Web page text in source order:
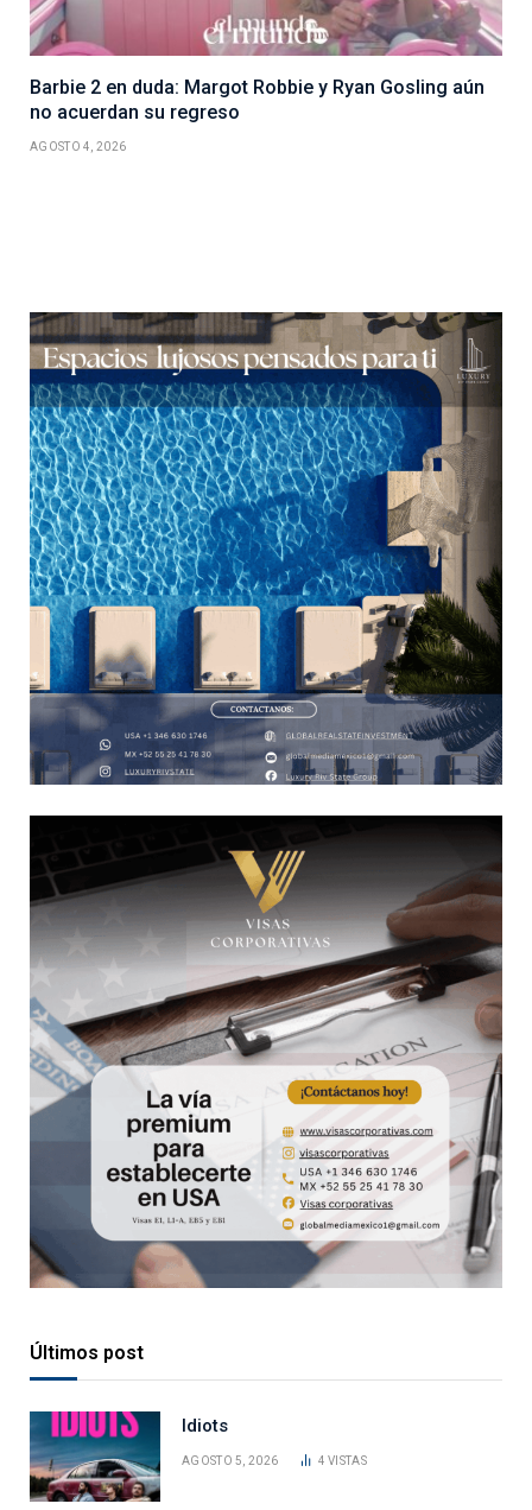
Barbie 2 en duda: Margot Robbie y Ryan Gosling aún
no acuerdan su regreso
AGOSTO 4, 2026
Últimos post
Idiots
AGOSTO 5, 2026 4VISTAS